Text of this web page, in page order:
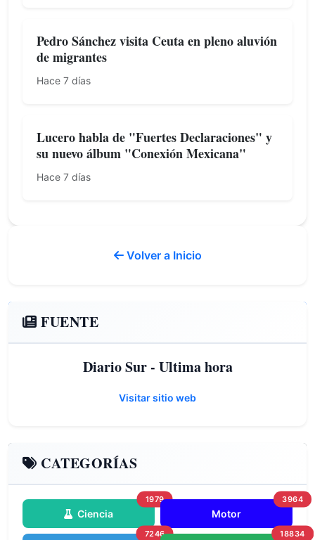
Pedro Sánchez visita Ceuta en pleno aluvión
de migrantes
Hace 7 días
Lucero habla de "Fuertes Declaraciones" y
su nuevo álbum "Conexión Mexicana"
Hace 7 días
Volver a Inicio
FUENTE
Diario Sur - Ultima hora
Visitar sitio web
CATEGORÍAS
Ciencia
1979
Motor
3964
7246 18834